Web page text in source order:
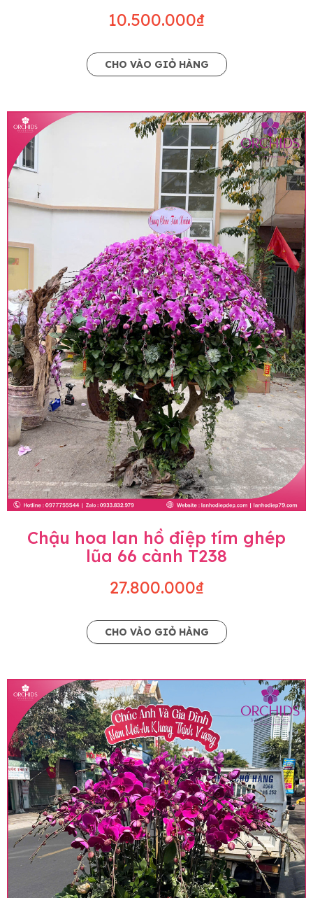
10.500.000₫
CHO VÀO GIỎ HÀNG
Chậu hoa lan hồ điệp tím ghép
lũa 66 cành T238
27.800.000₫
CHO VÀO GIỎ HÀNG